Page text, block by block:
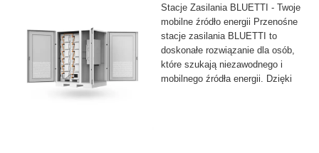
Stacje Zasilania BLUETTI - Twoje
mobilne źródło energii Przenośne
stacje zasilania BLUETTI to
doskonałe rozwiązanie dla osób,
które szukają niezawodnego i
mobilnego źródła energii. Dzięki